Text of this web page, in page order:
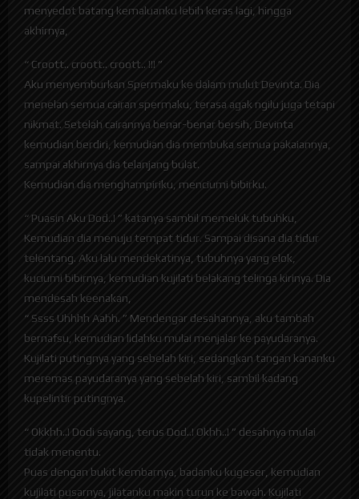
menyedot batang kemaluanku lebih keras lagi, hingga
akhirnya,
“ Croott.. croott.. croott.. !!! ”
Aku menyemburkan Spermaku ke dalam mulut Devinta. Dia
menelan semua cairan spermaku, terasa agak ngilu juga tetapi
nikmat. Setelah cairannya benar-benar bersih, Devinta
kemudian berdiri, kemudian dia membuka semua pakaiannya,
sampai akhirnya dia telanjang bulat.
Kemudian dia menghampiriku, menciumi bibirku.
“ Puasin Aku Dod..! ” katanya sambil memeluk tubuhku,
Kemudian dia menuju tempat tidur. Sampai disana dia tidur
telentang. Aku lalu mendekatinya, tubuhnya yang elok,
kuciumi bibirnya, kemudian kujilati belakang telinga kirinya. Dia
mendesah keenakan,
“ Ssss Uhhhh Aahh. ” Mendengar desahannya, aku tambah
bernafsu, kemudian lidahku mulai menjalar ke payudaranya.
Kujilati putingnya yang sebelah kiri, sedangkan tangan kananku
meremas payudaranya yang sebelah kiri, sambil kadang
kupelintir putingnya.
“ Okkhh..! Dodi sayang, terus Dod..! Okhh..! ” desahnya mulai
tidak menentu.
Puas dengan bukit kembarnya, badanku kugeser, kemudian
kujilati pusarnya, jilatanku makin turun ke bawah. Kujilati